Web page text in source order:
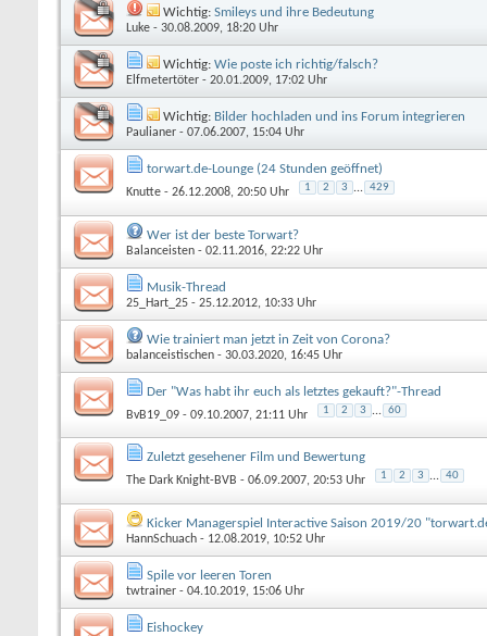
Wichtig: Smileys und ihre Bedeutung
Luke - 30.08.2009, 18:20 Uhr
Wichtig: Wie poste ich richtig/falsch?
Elfmetertöter - 20.01.2009, 17:02 Uhr
Wichtig: Bilder hochladen und ins Forum integrieren
Paulianer - 07.06.2007, 15:04 Uhr
torwart.de-Lounge (24 Stunden geöffnet)
Knutte - 26.12.2008, 20:50 Uhr 1 2 3 ... 429
Wer ist der beste Torwart?
Balanceisten - 02.11.2016, 22:22 Uhr
Musik-Thread
25_Hart_25 - 25.12.2012, 10:33 Uhr
Wie trainiert man jetzt in Zeit von Corona?
balanceistischen - 30.03.2020, 16:45 Uhr
Der "Was habt ihr euch als letztes gekauft?"-Thread
BvB19_09 - 09.10.2007, 21:11 Uhr 1 2 3 ... 60
Zuletzt gesehener Film und Bewertung
The Dark Knight-BVB - 06.09.2007, 20:53 Uhr 1 2 3 ... 40
Kicker Managerspiel Interactive Saison 2019/20
HannSchuach - 12.08.2019, 10:52 Uhr
Spile vor leeren Toren
twtrainer - 04.10.2019, 15:06 Uhr
Eishockey